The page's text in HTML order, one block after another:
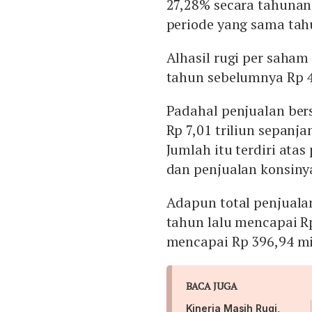
27,28% secara
periode yang sama
Alhasil rugi per
tahun sebelumnya Rp
Padahal penjualan
Rp 7,01 triliun
Jumlah itu terdiri atas
dan penjualan
Adapun total
tahun lalu mencapai
mencapai Rp 396,94
BACA JUGA
Kinerja Masih Rugi,